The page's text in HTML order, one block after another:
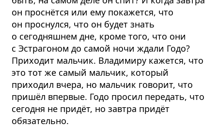
он проснётся или ему покажется, что
он проснулся, что он будет знать
о сегодняшнем дне, кроме того, что они
с Эстрагоном до самой ночи ждали Годо?
Приходит мальчик. Владимиру кажется, что
это тот же самый мальчик, который
приходил вчера, но мальчик говорит, что
пришёл впервые. Годо просил передать, что
сегодня не придёт, но завтра придёт
обязательно.